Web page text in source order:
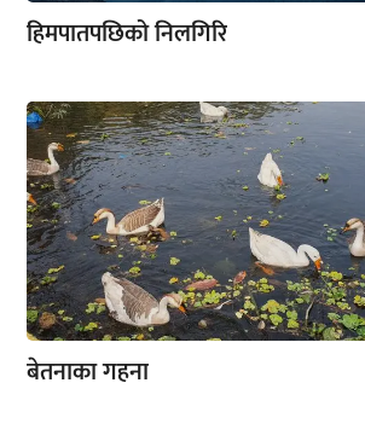
हिमपातपछिको निलगिरि
बेतनाका गहना